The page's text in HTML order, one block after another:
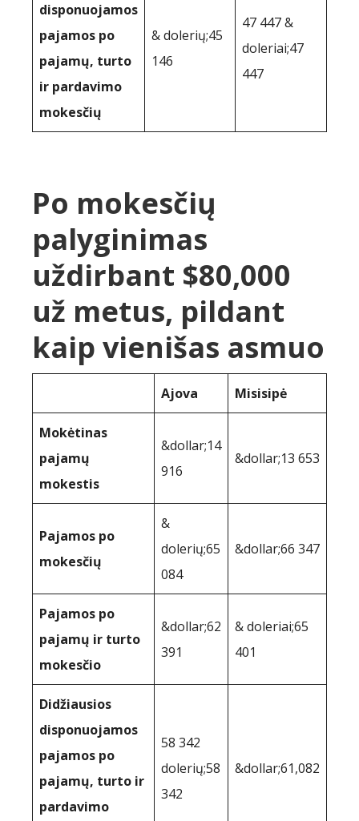
disponuojamos
pajamos po
pajamų, turto
ir pardavimo
mokesčių
& dolerių;45
146
47 447 &
doleriai;47
447
Po mokesčių
palyginimas
uždirbant $80,000
už metus, pildant
kaip vienišas asmuo
Ajova Misisipė
Mokėtinas
pajamų
mokestis
&dollar;14
916
&dollar;13 653
Pajamos po
mokesčių
&
dolerių;65
084
&dollar;66 347
Pajamos po
pajamų ir turto
mokesčio
&dollar;62
391
& doleriai;65
401
Didžiausios
disponuojamos
pajamos po
pajamų, turto ir
pardavimo
58 342
dolerių;58
342
&dollar;61,082